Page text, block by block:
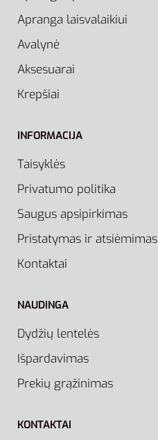
Apranga laisvalaikiui
Avalynė
Aksesuarai
Krepšiai
INFORMACIJA
Taisyklės
Privatumo politika
Saugus apsipirkimas
Pristatymas ir atsiėmimas
Kontaktai
NAUDINGA
Dydžių lentelės
Išpardavimas
Prekių grąžinimas
KONTAKTAI